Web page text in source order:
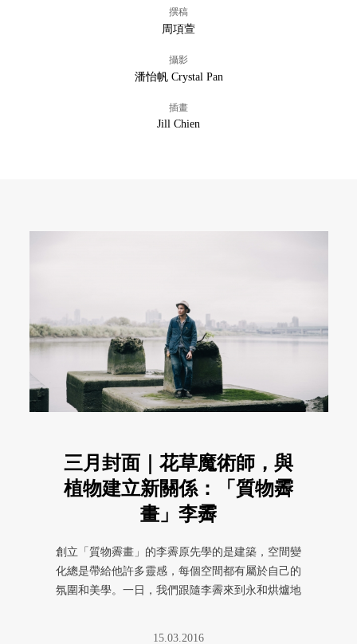
撰稿
周項萱
攝影
潘怡帆 Crystal Pan
插畫
Jill Chien
三月封面｜花草魔術師，與
植物建立新關係：「質物霽
畫」李霽
創立「質物霽畫」的李霽原先學的是建築，空間變
化總是帶給他許多靈感，每個空間都有屬於自己的
氛圍和美學。一日，我們跟隨李霽來到永和烘爐地
15.03.2016